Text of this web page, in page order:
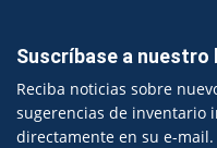
Suscríbase a nuestro
Reciba noticias sobre
sugerencias de inventario
directamente en su e-mail.